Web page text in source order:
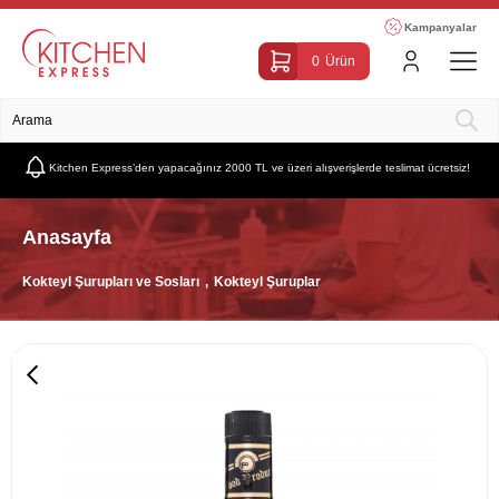
Kampanyalar
0 Ürün
Kitchen Express’den yapacağınız 2000 TL ve üzeri alışverişlerde teslimat ücretsiz!
Anasayfa
Kokteyl Şurupları ve Sosları Kokteyl Şuruplar